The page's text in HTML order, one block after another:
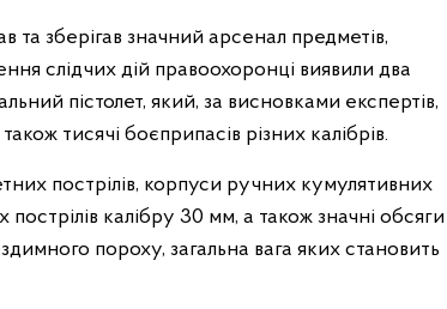
та зберігав значний арсенал предметів,
слідчих дій правоохоронці виявили два
пістолет, який, за висновками експертів,
тисячі боєприпасів різних калібрів.
пострілів, корпуси ручних кумулятивних
калібру 30 мм, а також значні обсяги
пороху, загальна вага яких становить